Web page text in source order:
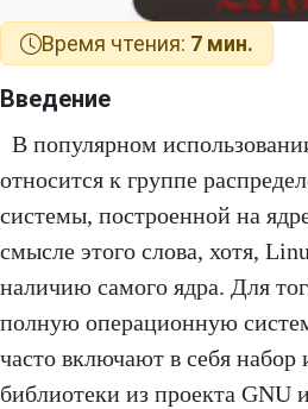
Время чтения: 7 мин.
Введение
В популярном
относится к группе
системы, построенной на
смысле этого слова, хотя,
наличию самого ядра. Для
полную операционную
часто включают в себя набор
библиотеки из проекта GNU